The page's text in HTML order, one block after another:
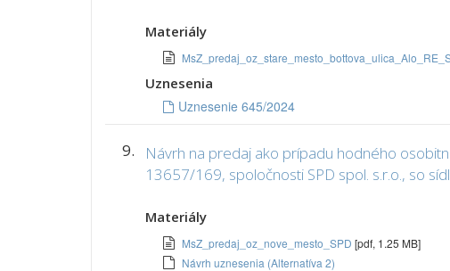
Materiály
Uznesenia
Uznesenie 645/2024
9.
Návrh na predaj ako prípadu hodného
13657/169, spoločnosti SPD spol. s.r.o., so
Materiály
MsZ_predaj_oz_nove_mesto_SPD [pdf, 1.25 MB]
Návrh uznesenia (Alternatíva 2)